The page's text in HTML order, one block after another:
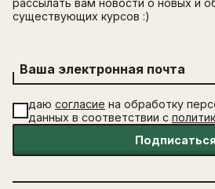
рассылать вам новости о новых и
существующих курсов :)
Ваша электронная почта
даю согласие на обработку
данных в соответствии с
Подписаться